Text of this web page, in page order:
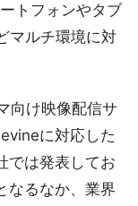
トフォンやタブ
マルチ環境に対
向け映像配信サ
に対応した
では発表してお
なるなか、業界